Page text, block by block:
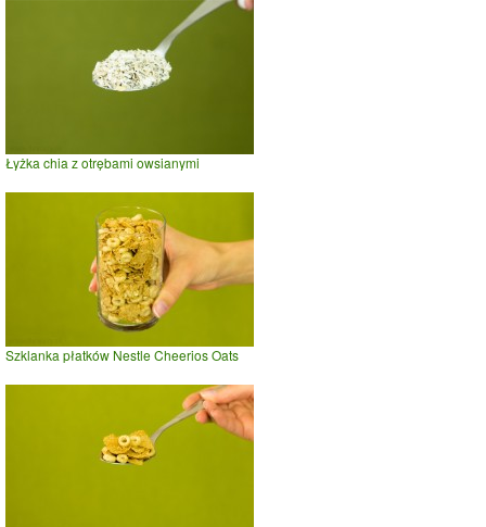
Łyżka chia z otrębami owsianymi
Szklanka płatków Nestle Cheerios Oats